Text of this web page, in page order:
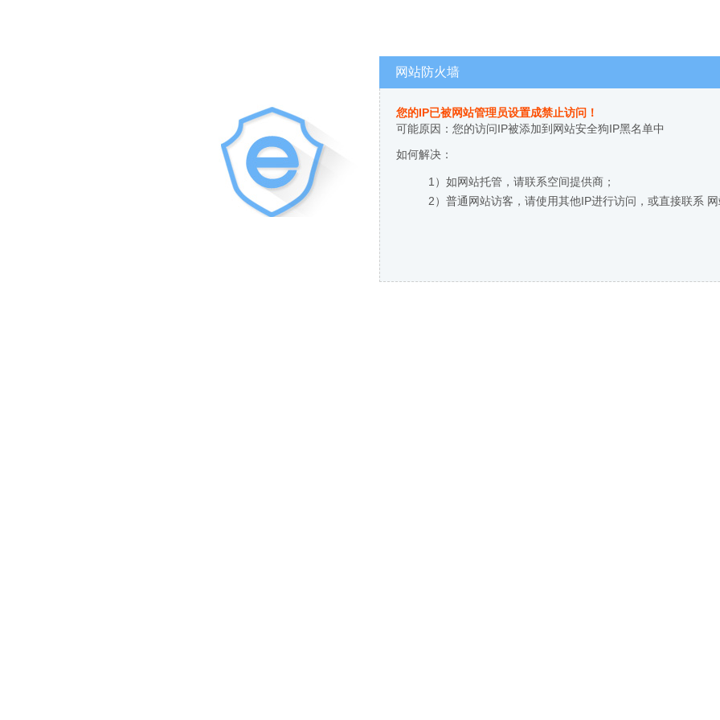
网站防火墙
您的IP已被网站管理员设置成禁止访问！
可能原因：您的访问IP被添加到网站安全狗IP黑名单中
如何解决：
1）如网站托管，请联系空间提供商；
2）普通网站访客，请使用其他IP进行访问，或直接联系 网